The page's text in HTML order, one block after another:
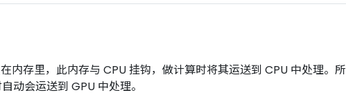
存里，此内存与 CPU 挂钩，做计算时将其运送到 CPU 中处理。
动会运送到 GPU 中处理。